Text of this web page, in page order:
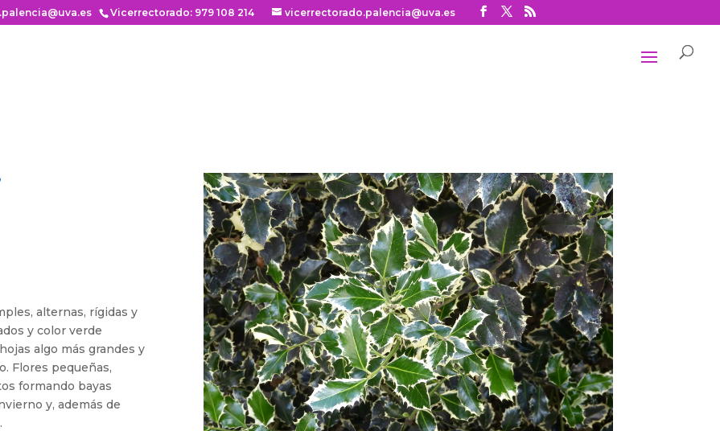
Vicerrectorado: 979 108 214 vicerrectorado.palencia@uva.es
alternas, rígidas y
y color verde
algo más grandes y
Flores pequeñas,
formando bayas
y, además de